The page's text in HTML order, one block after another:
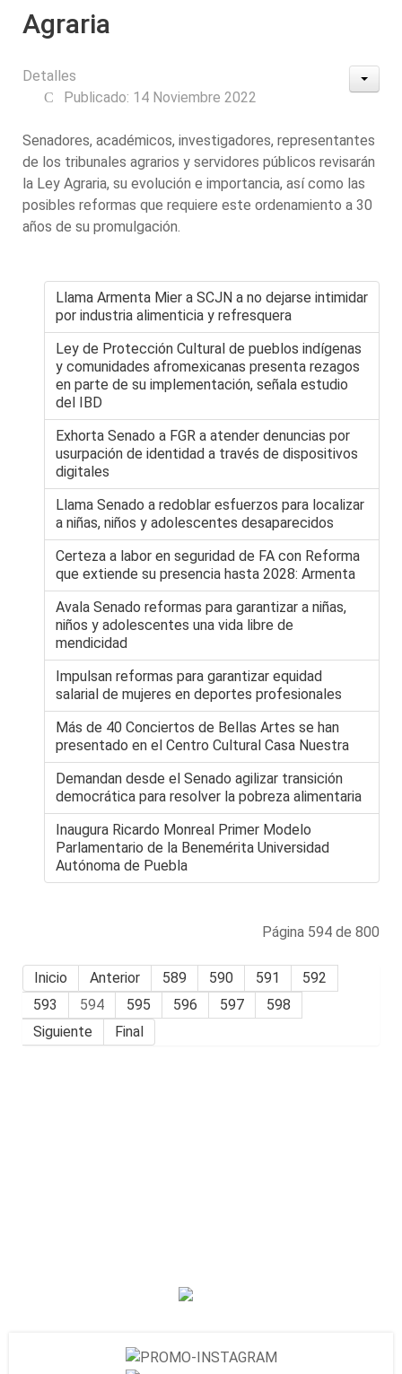
Agraria
Detalles
Publicado: 14 Noviembre 2022
Senadores, académicos, investigadores, representantes
de los tribunales agrarios y servidores públicos revisarán
la Ley Agraria, su evolución e importancia, así como las
posibles reformas que requiere este ordenamiento a 30
años de su promulgación.
Llama Armenta Mier a SCJN a no dejarse intimidar
por industria alimenticia y refresquera
Ley de Protección Cultural de pueblos indígenas
y comunidades afromexicanas presenta rezagos
en parte de su implementación, señala estudio
del IBD
Exhorta Senado a FGR a atender denuncias por
usurpación de identidad a través de dispositivos
digitales
Llama Senado a redoblar esfuerzos para localizar
a niñas, niños y adolescentes desaparecidos
Certeza a labor en seguridad de FA con Reforma
que extiende su presencia hasta 2028: Armenta
Avala Senado reformas para garantizar a niñas,
niños y adolescentes una vida libre de
mendicidad
Impulsan reformas para garantizar equidad
salarial de mujeres en deportes profesionales
Más de 40 Conciertos de Bellas Artes se han
presentado en el Centro Cultural Casa Nuestra
Demandan desde el Senado agilizar transición
democrática para resolver la pobreza alimentaria
Inaugura Ricardo Monreal Primer Modelo
Parlamentario de la Benemérita Universidad
Autónoma de Puebla
Página 594 de 800
Inicio Anterior 589 590 591
592
593
594 595 596 597
598
Siguiente
Final